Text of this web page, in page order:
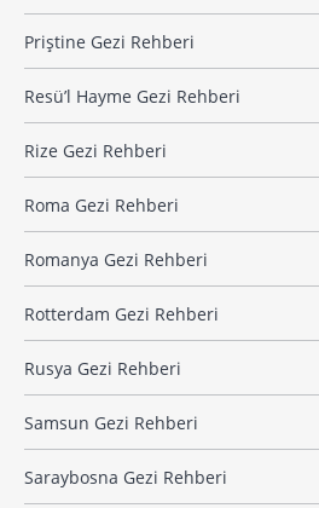
Priştine Gezi Rehberi
Resü’l Hayme Gezi Rehberi
Rize Gezi Rehberi
Roma Gezi Rehberi
Romanya Gezi Rehberi
Rotterdam Gezi Rehberi
Rusya Gezi Rehberi
Samsun Gezi Rehberi
Saraybosna Gezi Rehberi